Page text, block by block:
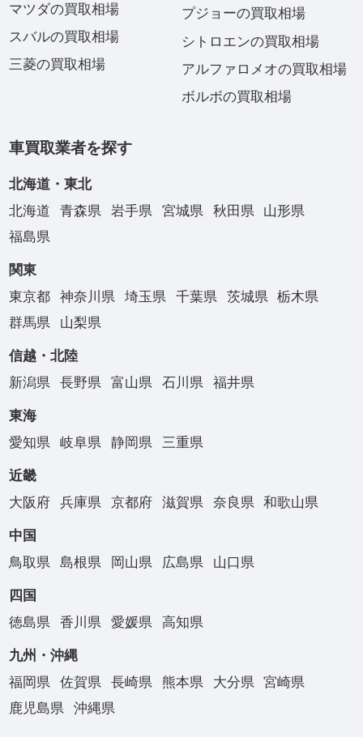
マツダの買取相場
スバルの買取相場
三菱の買取相場
プジョーの買取相場
シトロエンの買取相場
アルファロメオの買取相場
ボルボの買取相場
車買取業者を探す
北海道・東北
北海道
青森県 岩手県 宮城県 秋田県
山形県
福島県
関東
東京都
神奈川県 埼玉県 千葉県 茨城県
栃木県
群馬県
山梨県
信越・北陸
新潟県
長野県 富山県 石川県 福井県
東海
愛知県
岐阜県 静岡県 三重県
近畿
大阪府
兵庫県 京都府 滋賀県 奈良県 和歌山県
中国
鳥取県
島根県 岡山県 広島県 山口県
四国
徳島県
香川県 愛媛県 高知県
九州・沖縄
福岡県
佐賀県 長崎県 熊本県 大分県
宮崎県
鹿児島県
沖縄県